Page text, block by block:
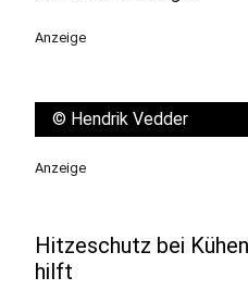
Anzeige
© Hendrik Vedder
Anzeige
Hitzeschutz bei
hilft